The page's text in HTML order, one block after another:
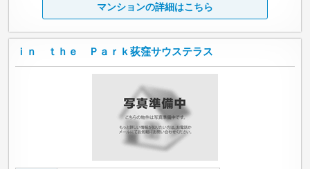
マンションの詳細はこちら
ｉｎ ｔｈｅ Ｐａｒｋ荻窪サウステラス